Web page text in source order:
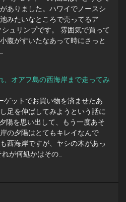
ありました。ハワイでノースシ
みたいなところで売ってるア
ュリンプです。 雰囲気で買って
腹がすいたなあって時にさっと
、オアフ島の西海岸まで走ってみ
ゲットでお買い物を済ませたあ
足を伸ばしてみようという話に
陽を思い出して、もう一度あそ
の夕陽はとてもキレイなんで
西海岸ですが、ヤシの木があっ
が何処かはその…